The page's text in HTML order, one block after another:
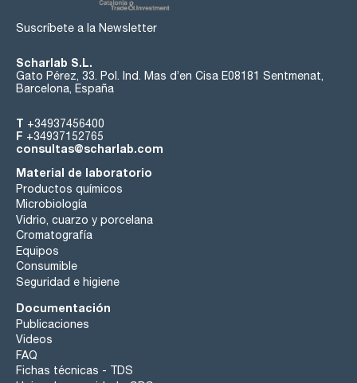
Suscríbete a la Newsletter
Scharlab S.L.
Gato Pérez, 33. Pol. Ind. Mas d’en Cisa E08181 Sentmenat,
Barcelona, España
T +34937456400
F +34937152765
consultas@scharlab.com
Material de laboratorio
Productos químicos
Microbiología
Vidrio, cuarzo y porcelana
Cromatografía
Equipos
Consumible
Seguridad e higiene
Documentación
Publicaciones
Videos
FAQ
Fichas técnicas - TDS